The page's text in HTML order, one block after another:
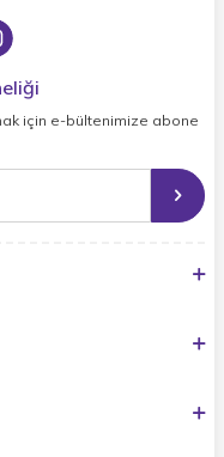
için e-bültenimize abone